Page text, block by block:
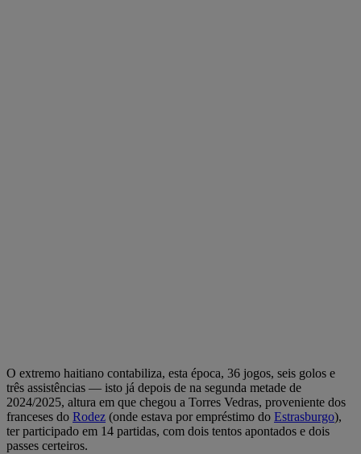
O extremo haitiano contabiliza, esta época, 36 jogos, seis golos e
três assistências — isto já depois de na segunda metade de
2024/2025, altura em que chegou a Torres Vedras, proveniente dos
franceses do Rodez (onde estava por empréstimo do Estrasburgo),
ter participado em 14 partidas, com dois tentos apontados e dois
passes certeiros.